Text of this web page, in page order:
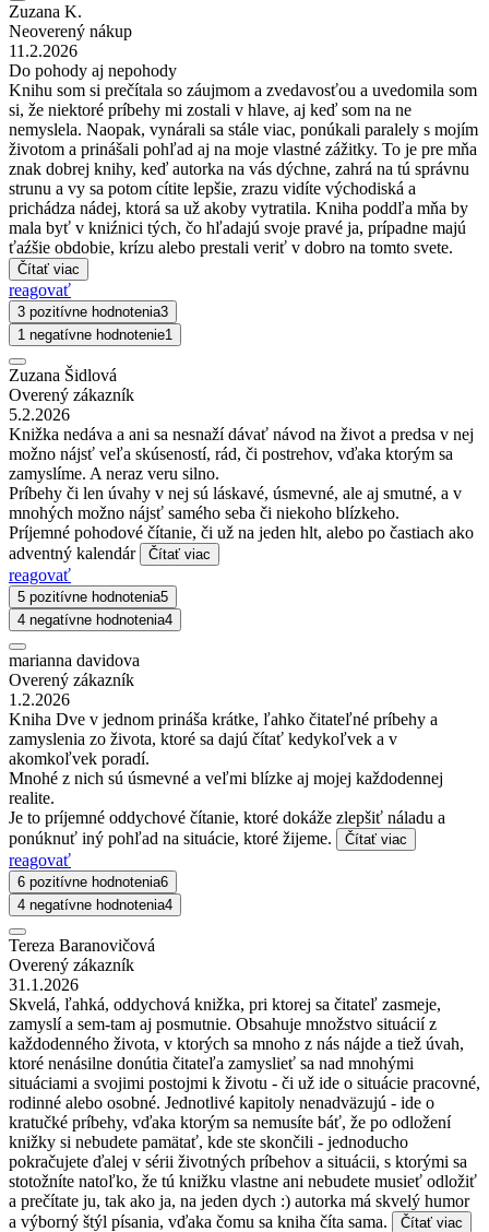
Zuzana K.
Neoverený nákup
11.2.2026
Do pohody aj nepohody
Knihu som si prečítala so záujmom a zvedavosťou a uvedomila som
si, že niektoré príbehy mi zostali v hlave, aj keď som na ne
nemyslela. Naopak, vynárali sa stále viac, ponúkali paralely s mojím
životom a prinášali pohľad aj na moje vlastné zážitky. To je pre mňa
znak dobrej knihy, keď autorka na vás dýchne, zahrá na tú správnu
strunu a vy sa potom cítite lepšie, zrazu vidíte východiská a
prichádza nádej, ktorá sa už akoby vytratila. Kniha poddľa mňa by
mala byť v kniźnici tých, čo hľadajú svoje pravé ja, prípadne majú
ťaźšie obdobie, krízu alebo prestali veriť v dobro na tomto svete.
Čítať viac
reagovať
3 pozitívne hodnotenia3
1 negatívne hodnotenie1
Zuzana Šidlová
Overený zákazník
5.2.2026
Knižka nedáva a ani sa nesnaží dávať návod na život a predsa v nej
možno nájsť veľa skúseností, rád, či postrehov, vďaka ktorým sa
zamyslíme. A neraz veru silno.
Príbehy či len úvahy v nej sú láskavé, úsmevné, ale aj smutné, a v
mnohých možno nájsť samého seba či niekoho blízkeho.
Príjemné pohodové čítanie, či už na jeden hlt, alebo po častiach ako
adventný kalendár
Čítať viac
reagovať
5 pozitívne hodnotenia5
4 negatívne hodnotenia4
marianna davidova
Overený zákazník
1.2.2026
Kniha Dve v jednom prináša krátke, ľahko čitateľné príbehy a
zamyslenia zo života, ktoré sa dajú čítať kedykoľvek a v
akomkoľvek poradí.
Mnohé z nich sú úsmevné a veľmi blízke aj mojej každodennej
realite.
Je to príjemné oddychové čítanie, ktoré dokáže zlepšiť náladu a
ponúknuť iný pohľad na situácie, ktoré žijeme.
Čítať viac
reagovať
6 pozitívne hodnotenia6
4 negatívne hodnotenia4
Tereza Baranovičová
Overený zákazník
31.1.2026
Skvelá, ľahká, oddychová knižka, pri ktorej sa čitateľ zasmeje,
zamyslí a sem-tam aj posmutnie. Obsahuje množstvo situácií z
každodenného života, v ktorých sa mnoho z nás nájde a tiež úvah,
ktoré nenásilne donútia čitateľa zamyslieť sa nad mnohými
situáciami a svojimi postojmi k životu - či už ide o situácie pracovné,
rodinné alebo osobné. Jednotlivé kapitoly nenadväzujú - ide o
kratučké príbehy, vďaka ktorým sa nemusíte báť, že po odložení
knižky si nebudete pamätať, kde ste skončili - jednoducho
pokračujete ďalej v sérii životných príbehov a situácii, s ktorými sa
stotožníte natoľko, že tú knižku vlastne ani nebudete musieť odložiť
a prečítate ju, tak ako ja, na jeden dych :) autorka má skvelý humor
a výborný štýl písania, vďaka čomu sa kniha číta sama.
Čítať viac